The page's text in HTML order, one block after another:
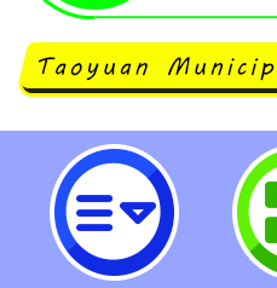
桃園市立瑞坪國